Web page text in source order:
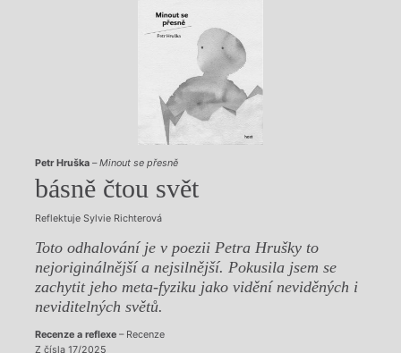
Petr Hruška–Minout se přesně
básně čtou svět
Reflektuje Sylvie Richterová
Toto odhalování je v poezii Petra Hrušky to
nejoriginálnější a nejsilnější. Pokusila jsem se
zachytit jeho meta-fyziku jako vidění neviděných i
neviditelných světů.
Recenze a reflexe– Recenze
Z čísla 17/2025